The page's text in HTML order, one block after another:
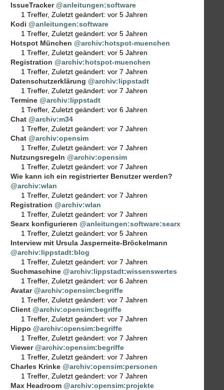
IssueTracker @anleitungen:software
1 Treffer, Zuletzt geändert: vor 5 Jahren
Kodi @anleitungen:software
1 Treffer, Zuletzt geändert: vor 5 Jahren
Hotspot München @archiv:hotspot-muenchen
1 Treffer, Zuletzt geändert: vor 5 Jahren
Registration @archiv:hotspot-muenchen
1 Treffer, Zuletzt geändert: vor 7 Jahren
Datenschutzerklärung @archiv:lippstadt
1 Treffer, Zuletzt geändert: vor 7 Jahren
Termine @archiv:lippstadt
1 Treffer, Zuletzt geändert: vor 6 Jahren
Chat @archiv:m34
1 Treffer, Zuletzt geändert: vor 7 Jahren
Chat @archiv:opensim
1 Treffer, Zuletzt geändert: vor 7 Jahren
Nutzungsregeln @archiv:opensim
1 Treffer, Zuletzt geändert: vor 7 Jahren
Wie kann ich ein registrierter Benutzer werden?
@archiv:wlan
1 Treffer, Zuletzt geändert: vor 7 Jahren
Registration @archiv:wlan
1 Treffer, Zuletzt geändert: vor 7 Jahren
Searx konfigurieren @anleitungen:software:searx
1 Treffer, Zuletzt geändert: vor 5 Jahren
Interview mit Ursula Jasperneite-Bröckelmann
@archiv:lippstadt:blog
1 Treffer, Zuletzt geändert: vor 7 Jahren
Suchmaschine @archiv:lippstadt:wissenswertes
1 Treffer, Zuletzt geändert: vor 6 Jahren
Avatar @archiv:opensim:begriffe
1 Treffer, Zuletzt geändert: vor 7 Jahren
Client @archiv:opensim:begriffe
1 Treffer, Zuletzt geändert: vor 7 Jahren
Hippo @archiv:opensim:begriffe
1 Treffer, Zuletzt geändert: vor 7 Jahren
Viewer @archiv:opensim:begriffe
1 Treffer, Zuletzt geändert: vor 7 Jahren
Charles Krinke @archiv:opensim:personen
1 Treffer, Zuletzt geändert: vor 7 Jahren
Max Headroom @archiv:opensim:projekte